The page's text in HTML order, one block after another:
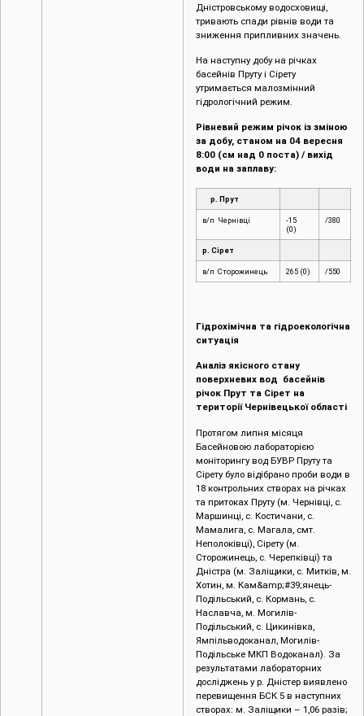
Дністровському водосховищі,
тривають спади рівнів води та
зниження припливних значень.
На наступну добу на річках
басейнів Пруту і Сірету
утримається малозмінний
гідрологічний режим.
Рівневий режим річок із зміною
за добу, станом на 04 вересня
8:00 (см над 0 поста) / вихід
води на заплаву:
р. Прут
в/п Чернівці
-15
(0)
/380
р. Сірет
в/п Сторожинець 265 (0) /550
Гідрохімічна та гідроекологічна
ситуація
Аналіз якісного стану
поверхневих вод басейнів
річок Прут та Сірет на
території Чернівецької області
Протягом липня місяця
Басейновою лабораторією
моніторингу вод БУВР Пруту та
Сірету було відібрано проби води в
18 контрольних створах на річках
та притоках Пруту (м. Чернівці, c.
Маршинці, с. Костичани, с.
Мамалига, с. Магала, смт.
Неполоківці), Сірету (м.
Сторожинець, с. Черепківці) та
Дністра (м. Заліщики, с. Митків, м.
Хотин, м. Кам&amp;#39;янець-
Подільський, с. Кормань, с.
Наславча, м. Могилів-
Подільський, с. Цикинівка,
Ямпільводоканал, Могилів-
Подільське МКП Водоканал). За
результатами лабораторних
досліджень у р. Дністер виявлено
перевищення БСК 5 в наступних
створах: м. Заліщики – 1,06 разів;